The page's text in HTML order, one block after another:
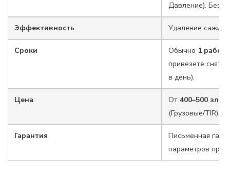
Давление). Без
Эффективность Удаление сажи
Сроки Обычно 1
привезете
в день).
Цена От 400–500 зл
(Грузовые/TIR).
Гарантия
Письменная
параметров